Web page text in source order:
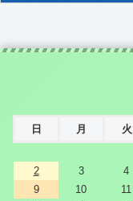
日 月 火
2
3 4
9
10 11